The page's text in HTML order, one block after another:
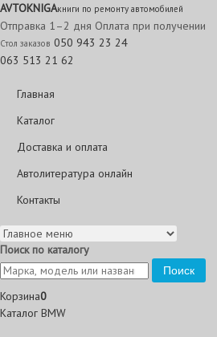
AVTOKNIGAкниги по ремонту автомобилей
Отправка 1–2 дня Оплата при получении
Стол заказов 050 943 23 24
063 513 21 62
Главная
Каталог
Доставка и оплата
Автолитература онлайн
Контакты
Поиск по каталогу
Поиск
Корзина0
Каталог BMW